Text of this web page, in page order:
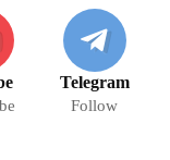
Telegram
Follow